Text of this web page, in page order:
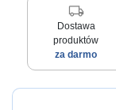
local_shipping
Dostawa
produktów
za darmo